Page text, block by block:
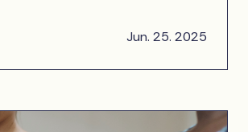
Jun. 25. 2025